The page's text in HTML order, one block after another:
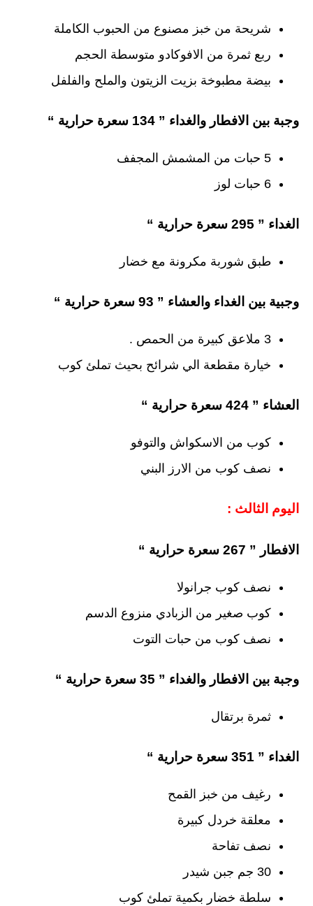
شريحة من خبز مصنوع من الحبوب الكاملة
ربع ثمرة من الافوكادو متوسطة الحجم
بيضة مطبوخة بزيت الزيتون والملح والفلفل
وجبة بين الافطار والغداء ” 134 سعرة حرارية “
5 حبات من المشمش المجفف
6 حبات لوز
الغداء ” 295 سعرة حرارية “
طبق شوربة مكرونة مع خضار
وجبية بين الغداء والعشاء ” 93 سعرة حرارية “
3 ملاعق كبيرة من الحمص .
خيارة مقطعة الي شرائح بحيث تملئ كوب
العشاء ” 424 سعرة حرارية “
كوب من الاسكواش والتوفو
نصف كوب من الارز البني
اليوم الثالث :
الافطار ” 267 سعرة حرارية “
نصف كوب جرانولا
كوب صغير من الزبادي منزوع الدسم
نصف كوب من حبات التوت
وجبة بين الافطار والغداء ” 35 سعرة حرارية “
ثمرة برتقال
الغداء ” 351 سعرة حرارية “
رغيف من خبز القمح
معلقة خردل كبيرة
نصف تفاحة
30 جم جبن شيدر
سلطة خضار بكمية تملئ كوب